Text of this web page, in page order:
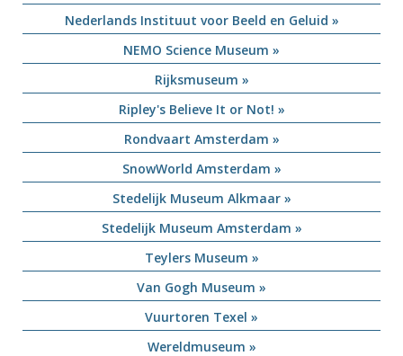
Nederlands Instituut voor Beeld en Geluid »
NEMO Science Museum »
Rijksmuseum »
Ripley's Believe It or Not! »
Rondvaart Amsterdam »
SnowWorld Amsterdam »
Stedelijk Museum Alkmaar »
Stedelijk Museum Amsterdam »
Teylers Museum »
Van Gogh Museum »
Vuurtoren Texel »
Wereldmuseum »